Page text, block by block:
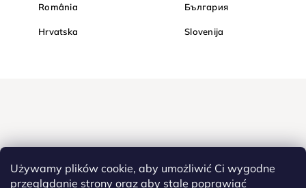
Używamy plików cookie, aby umożliwić Ci wygodne
przeglądanie strony oraz aby stale poprawiać
România България
Hrvatska Slovenija